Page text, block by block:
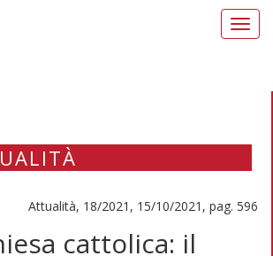
Attualità, 18/2021, 15/10/2021, pag. 596
cattolica: il